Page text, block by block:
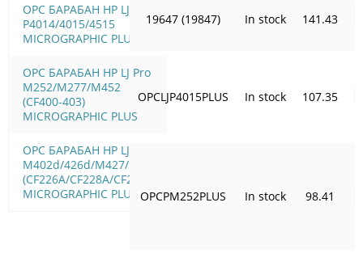
OPC БАРАБАН HP LJ
P4014/4015/4515
MICROGRAPHIC PLUS
OPC БАРАБАН HP LJ Pro
M252/M277/M452
(CF400-403)
MICROGRAPHIC PLUS
OPC БАРАБАН HP LJ Pro
M402d/426d/M427/M506
(CF226A/CF228A/CF287A)
MICROGRAPHIC PLUS
19647 (19847) In stock 141.43
OPCLJP4015PLUS In stock 107.35
OPCPM252PLUS In stock 98.41